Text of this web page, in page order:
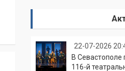
22-07-2026
В Севастополе
116-й